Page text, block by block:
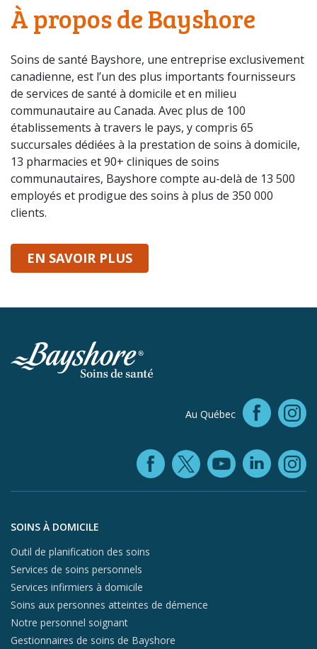
À propos de Bayshore
Soins de santé Bayshore, une entreprise exclusivement
canadienne, est l’un des plus importants fournisseurs
de services de santé à domicile et en milieu
communautaire au Canada. Avec plus de 100
établissements à travers le pays, y compris 65
succursales dédiées à la prestation de soins à domicile,
13 pharmacies et 90+ cliniques de soins
communautaires, Bayshore compte au-delà de 13 500
employés et prodigue des soins à plus de 350 000
clients.
EN SAVOIR PLUSSUR BAYSHORE
Au Québec
Facebook
X (opens
Aller au contenu du pied de page
SOINS À DOMICILE
Outil de planification des soins
Services de soins personnels
Services infirmiers à domicile
Soins aux personnes atteintes de démence
Notre personnel soignant
Gestionnaires de soins de Bayshore